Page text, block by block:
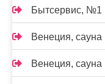
Бытсервис, №1
Венеция, сауна
Венеция, сауна